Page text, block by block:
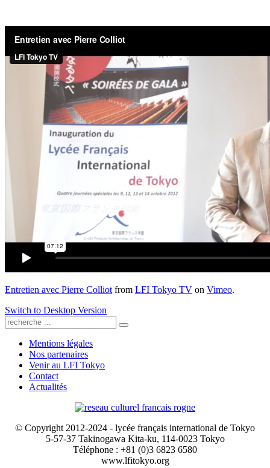
Entretien avec Pierre Colliot from LFI Tokyo TV on Vimeo.
Switch to Desktop Version
Mentions légales
Nos partenaires
Venir au LFI Tokyo
Contact
Actualités
© Copyright 2012-2024 - lycée français international de Tokyo
5-57-37 Takinogawa Kita-ku, 114-0023 Tokyo
Téléphone : +81 (0)3 6823 6580
www.lfitokyo.org